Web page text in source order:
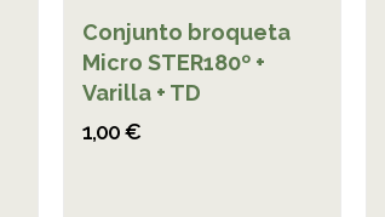
Conjunto broqueta
Micro STER180º +
Varilla + TD
1,00 €